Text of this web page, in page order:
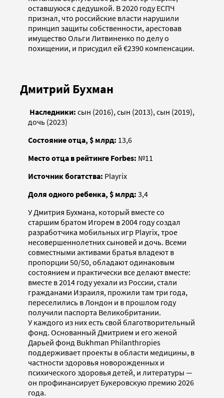
оставшуюся с дедушкой. В 2020 году ЕСПЧ
признал, что российские власти нарушили
принцип защиты собственности, арестовав
имущество Ольги Литвиненко по делу о
похищении, и присудил ей €2390 компенсации.
Дмитрий Бухман
Наследники: сын (2016), сын (2013), сын (2019),
дочь (2023)
Состояние отца, $ млрд: 13,6
Место отца в рейтинге Forbes: №11
Источник богатства: Playrix
Доля одного ребенка, $ млрд: 3,4
У Дмитрия Бухмана, который вместе со
старшим братом Игорем в 2004 году создал
разработчика мобильных игр Playrix, трое
несовершеннолетних сыновей и дочь. Всеми
совместными активами братья владеют в
пропорции 50/50, обладают одинаковым
состоянием и практически все делают вместе:
вместе в 2014 году уехали из России, стали
гражданами Израиля, прожили там три года,
переселились в Лондон и в прошлом году
получили паспорта Великобритании.
У каждого из них есть свой благотворительный
фонд. Основанный Дмитрием и его женой
Дарьей фонд Bukhman Philanthropies
поддерживает проекты в области медицины, в
частности здоровья новорожденных и
психического здоровья детей, и литературы —
он профинансирует Букеровскую премию 2026
года.